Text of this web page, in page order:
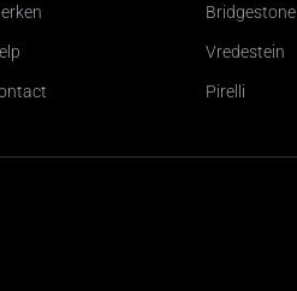
Bridgestone
Vredestein
Pirelli